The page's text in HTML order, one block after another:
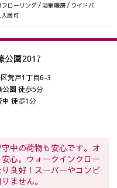
ローリング / 浴室暖房 / ワイドバ
居可
公園2017
荒戸1丁目6-3
園 徒歩5分
徒歩1分
中の荷物も安心です。オ
心。ウォークインクロー
良好！スーパーやコンビ
ません。